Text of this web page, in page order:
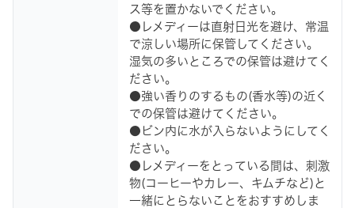
ス等を置かないでください。
●レメディーは直射日光を避け、常温
で涼しい場所に保管してください。
湿気の多いところでの保管は避けてく
ださい。
●強い香りのするもの(香水等)の近く
での保管は避けてください。
●ビン内に水が入らないようにしてく
ださい。
●レメディーをとっている間は、刺激
物(コーヒーやカレー、キムチなど)と
一緒にとらないことをおすすめしま